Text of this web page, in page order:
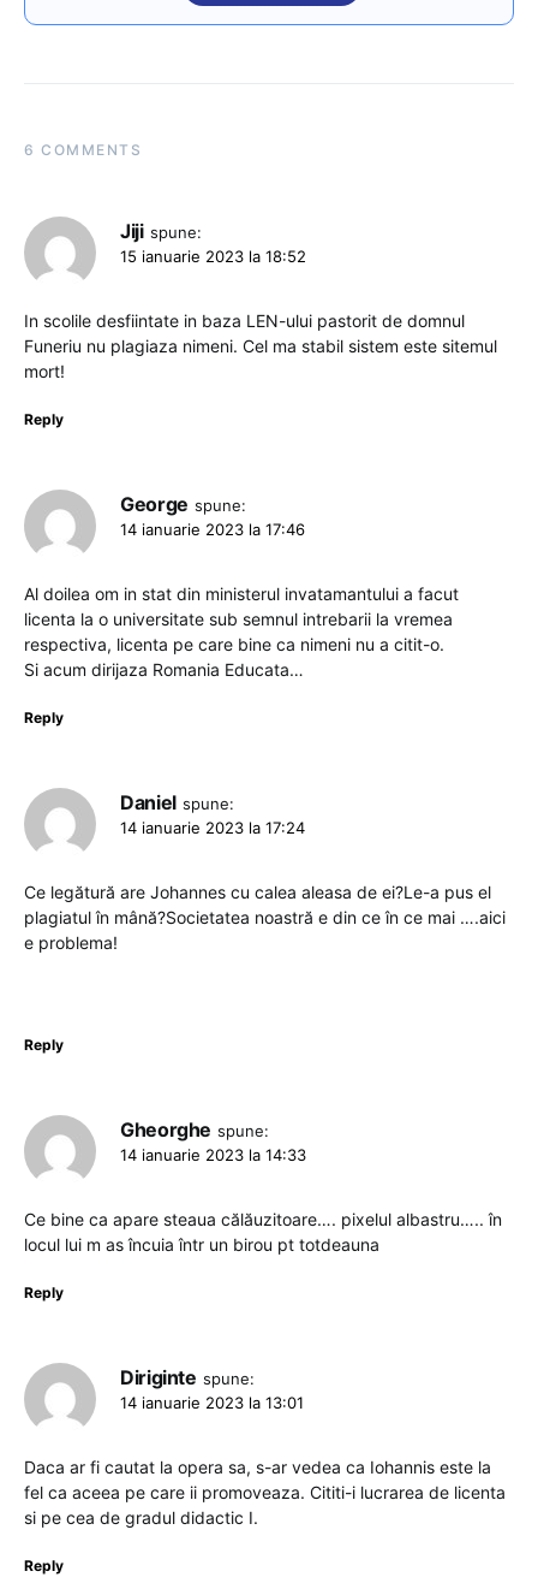
6 COMMENTS
Jiji spune:
15 ianuarie 2023 la 18:52
In scolile desfiintate in baza LEN-ului pastorit de domnul
Funeriu nu plagiaza nimeni. Cel ma stabil sistem este sitemul
mort!
Reply
George spune:
14 ianuarie 2023 la 17:46
Al doilea om in stat din ministerul invatamantului a facut
licenta la o universitate sub semnul intrebarii la vremea
respectiva, licenta pe care bine ca nimeni nu a citit-o.
Si acum dirijaza Romania Educata…
Reply
Daniel spune:
14 ianuarie 2023 la 17:24
Ce legătură are Johannes cu calea aleasa de ei?Le-a pus el
plagiatul în mână?Societatea noastră e din ce în ce mai ….aici
e problema!
Reply
Gheorghe spune:
14 ianuarie 2023 la 14:33
Ce bine ca apare steaua călăuzitoare…. pixelul albastru….. în
locul lui m as încuia într un birou pt totdeauna
Reply
Diriginte spune:
14 ianuarie 2023 la 13:01
Daca ar fi cautat la opera sa, s-ar vedea ca Iohannis este la
fel ca aceea pe care ii promoveaza. Cititi-i lucrarea de licenta
si pe cea de gradul didactic I.
Reply